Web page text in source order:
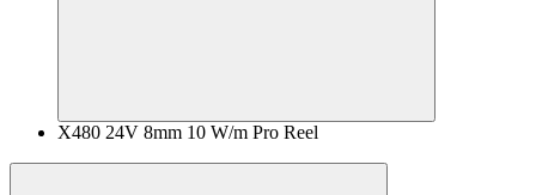
X480 24V 8mm 10 W/m Pro Reel